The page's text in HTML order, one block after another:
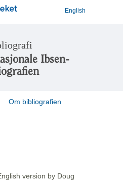
English
Ibsen-
Om bibliografien
version by Doug